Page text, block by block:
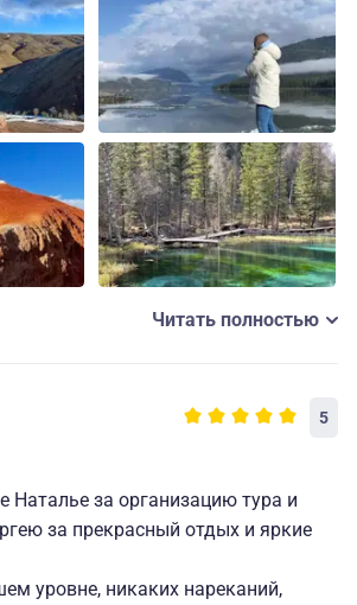
но это специфика региона, а не
розеток, оборудованы
и микроволновками.
Читать полностью
5
Наталье за организацию тура и
за прекрасный отдых и яркие
уровне, никаких нареканий,